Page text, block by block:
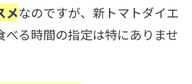
メなのですが、新トマトダイエ
べる時間の指定は特にありませ